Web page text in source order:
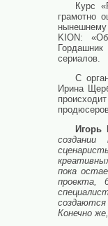
Курс
грамотно
нынешнему
KION:
сериалов.
С
Ирина
Игорь
пока
проекта,
Конечно